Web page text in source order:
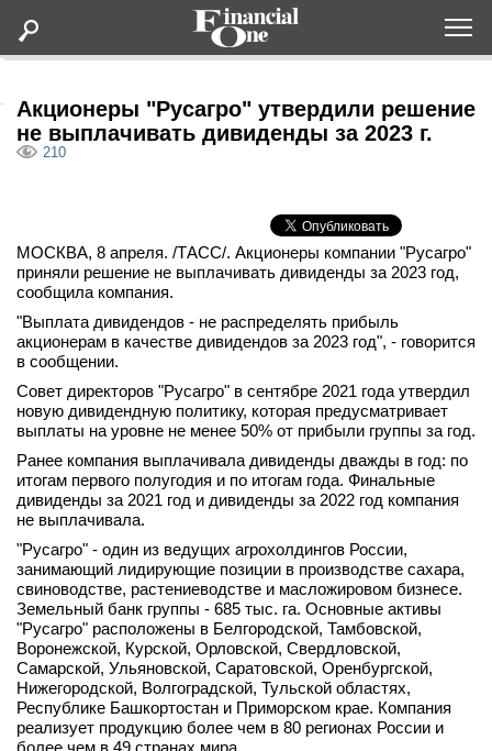
Lifestyle
Мероприятия
Новости
вконтакте
Стать автором
Вход
Акционеры "Русагро" утвердили решение
не выплачивать дивиденды за 2023 г.
210
МОСКВА, 8 апреля. /ТАСС/. Акционеры компании "Русагро"
приняли решение не выплачивать дивиденды за 2023 год,
сообщила компания.
"Выплата дивидендов - не распределять прибыль
акционерам в качестве дивидендов за 2023 год", - говорится
в сообщении.
Совет директоров "Русагро" в сентябре 2021 года утвердил
новую дивидендную политику, которая предусматривает
выплаты на уровне не менее 50% от прибыли группы за год.
Ранее компания выплачивала дивиденды дважды в год: по
итогам первого полугодия и по итогам года. Финальные
дивиденды за 2021 год и дивиденды за 2022 год компания
не выплачивала.
"Русагро" - один из ведущих агрохолдингов России,
занимающий лидирующие позиции в производстве сахара,
свиноводстве, растениеводстве и масложировом бизнесе.
Земельный банк группы - 685 тыс. га. Основные активы
"Русагро" расположены в Белгородской, Тамбовской,
Воронежской, Курской, Орловской, Свердловской,
Самарской, Ульяновской, Саратовской, Оренбургской,
Нижегородской, Волгоградской, Тульской областях,
Республике Башкортостан и Приморском крае. Компания
реализует продукцию более чем в 80 регионах России и
более чем в 49 странах мира.